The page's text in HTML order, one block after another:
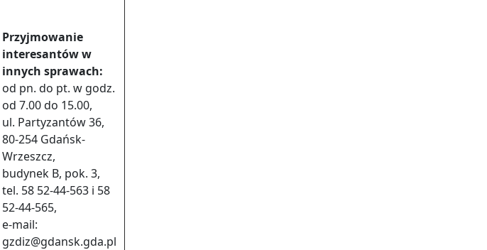
Przyjmowanie
interesantów w
innych sprawach:
od pn. do pt. w godz.
od 7.00 do 15.00,
ul. Partyzantów 36,
80-254 Gdańsk-
Wrzeszcz,
budynek B, pok. 3,
tel. 58 52-44-563 i 58
52-44-565,
e-mail:
gzdiz@gdansk.gda.pl